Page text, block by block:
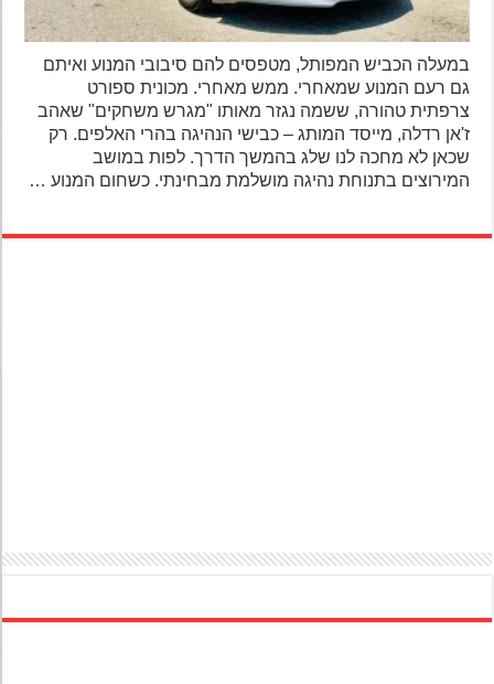
במעלה הכביש המפותל, מטפסים להם סיבובי המנוע ואיתם
גם רעם המנוע שמאחרי. ממש מאחרי. מכונית ספורט
צרפתית טהורה, ששמה נגזר מאותו "מגרש משחקים" שאהב
ז'אן רדלה, מייסד המותג – כבישי הנהיגה בהרי האלפים. רק
שכאן לא מחכה לנו שלג בהמשך הדרך. לפות במושב
המירוצים בתנוחת נהיגה מושלמת מבחינתי. כשחום המנוע …